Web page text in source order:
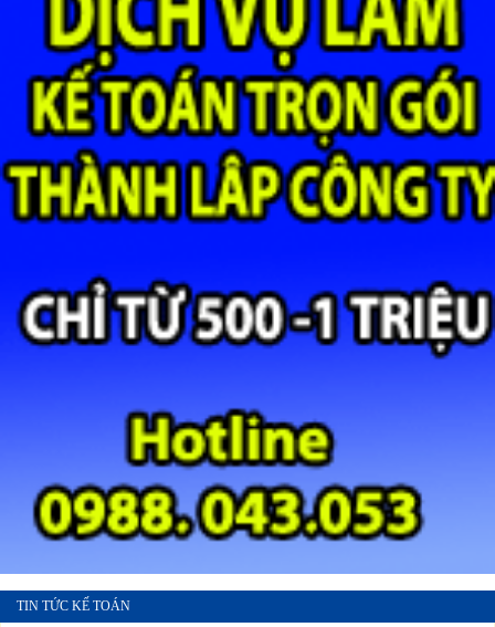
TIN TỨC KẾ TOÁN